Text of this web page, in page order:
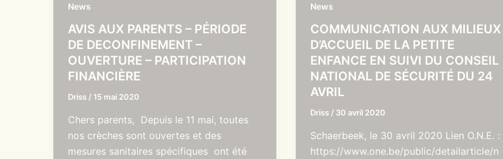
News
AVIS AUX PARENTS – PÉRIODE
DE DECONFINEMENT –
OUVERTURE – PARTICIPATION
FINANCIÈRE
Driss / 15 mai 2020
Chers parents, Depuis le 11 mai, toutes
nos crèches sont ouvertes et des
mesures sanitaires spécifiques ont été
News
COMMUNICATION AUX MILIEUX
D’ACCUEIL DE LA PETITE
ENFANCE EN SUIVI DU CONSEIL
NATIONAL DE SÉCURITÉ DU 24
AVRIL
Driss / 30 avril 2020
Schaerbeek, le 30 avril 2020 Lien O.N.E. :
https://www.one.be/public/detailarticle/n